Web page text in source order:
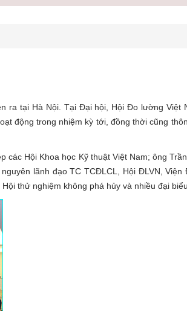
ra tại Hà Nội. Tại Đại hội, Hội Đo lường Việt
động trong nhiệm kỳ tới, đồng thời cũng
Hội Khoa học Kỹ thuật Việt Nam; ông
lãnh đạo TC TCĐLCL, Hội ĐLVN, Viện
thử nghiệm không phá hủy và nhiều đại